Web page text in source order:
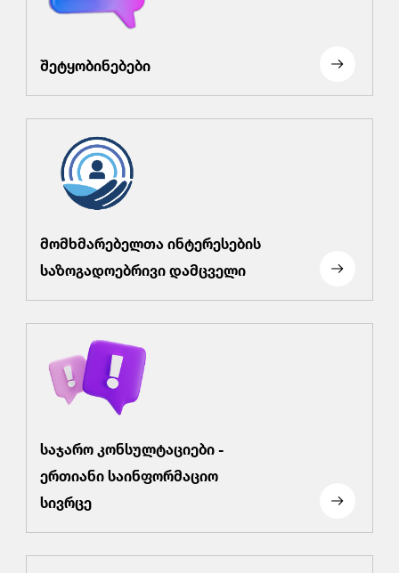
შეტყობინებები
მომხმარებელთა ინტერესების
საზოგადოებრივი დამცველი
საჯარო კონსულტაციები -
ერთიანი საინფორმაციო
სივრცე